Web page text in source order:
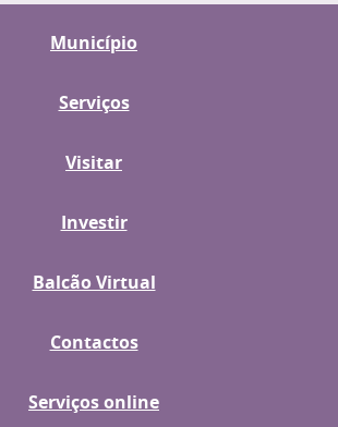
Município
Serviços
Visitar
Investir
Balcão Virtual
Contactos
Serviços online